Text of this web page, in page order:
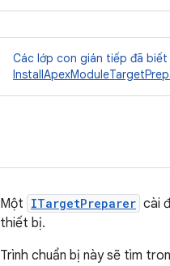
Các lớp con gián tiếp đã biết
Một ITargetPreparer cài
thiết bị.
Trình chuẩn bị này sẽ tìm